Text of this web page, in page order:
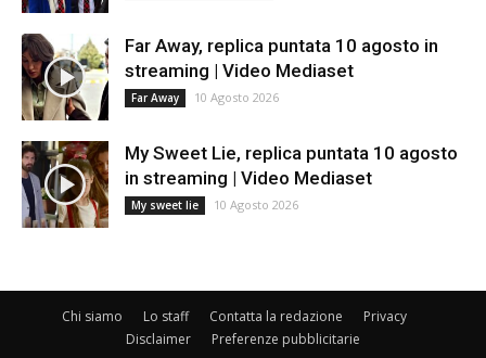
Far Away, replica puntata 10 agosto in
streaming | Video Mediaset
Far Away 10 Agosto 2026
My Sweet Lie, replica puntata 10 agosto
in streaming | Video Mediaset
My sweet lie 10 Agosto 2026
Chi siamo Lo staff Contatta la redazione
Privacy
Disclaimer
Preferenze pubblicitarie